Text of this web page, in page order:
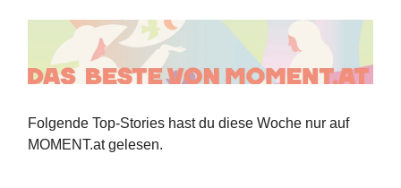
Folgende Top-Stories hast du diese Woche nur auf
MOMENT.at gelesen.